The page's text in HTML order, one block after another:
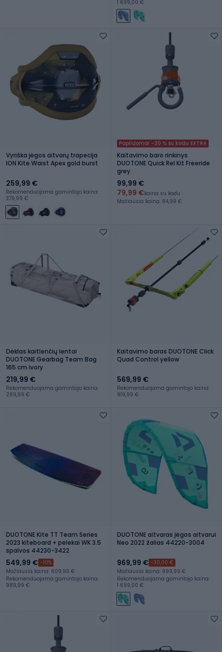
1 699,00 €
Vyriška jėgos aitvarų trapecija
ION Kite Waist Apex gold burst
259,99 €
Rekomenduojama gamintojo kaina:
379,99 €
Papildomai -20 % su kodu EXTRA
Kaitavimo baro rinkinys
DUOTONE Quick Rel Kit Freeride
grey
99,99 €
79,99 €kaina su kodu
Mažiausia kaina: 84,99 €
Dėklas kaitlenčių lentai
DUOTONE Gearbag Team Bag
165 cm ivory
219,99 €
Rekomenduojama gamintojo kaina:
289,99 €
Kaitavimo baras DUOTONE Click
Quad Control yellow
569,99 €
Rekomenduojama gamintojo kaina:
919,99 €
DUOTONE Kite TT Team Series
2023 kiteboard + pelekai WK 3.5
spalvos 44230-3422
549,99 € -10%
Mažiausia kaina: 609,99 €
Rekomenduojama gamintojo kaina:
989,99 €
DUOTONE aitvaras jėgos aitvarui
Neo 2022 žalias 44220-3004
969,99 € -30,00 €
Mažiausia kaina: 999,99 €
Rekomenduojama gamintojo kaina:
1 699,00 €